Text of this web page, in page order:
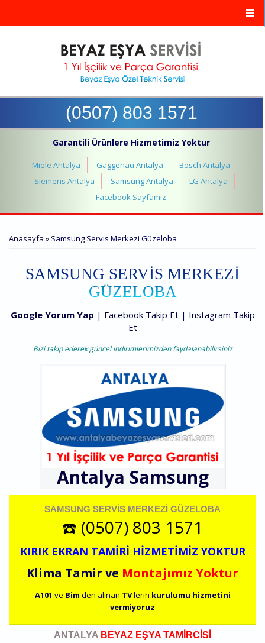
(0507) 803 1571
Garantili Ürünlere Hizmetimiz Yoktur
Miele Antalya Gaggenau Antalya
Bosch Antalya
Siemens Antalya
Samsung Antalya
LG Antalya
Facebook Sayfamız
BURADASINIZ
Anasayfa » Samsung Servis Merkezi Güzeloba
SAMSUNG SERVIS MERKEZI
GÜZELOBA
Google Yorum Yap | Facebook Takip Et| Instagram Takip
Et
Bizi takip ederek güncel indirimlerimizden faydalanabilirsiniz
Antalya Samsung
SAMSUNG SERVIS MERKEZI GÜZELOBA
☎️ (0507) 803 1571
KIRIK EKRAN TAMİRİ HİZMETİMİZ YOKTUR
Klima Tamir ve Montajımız Yoktur
A101 ve Bim den alınan TVlerin kurulumu hizmetini
vermiyoruz
ANTALYA BEYAZ EŞYA TAMİRCİSİ